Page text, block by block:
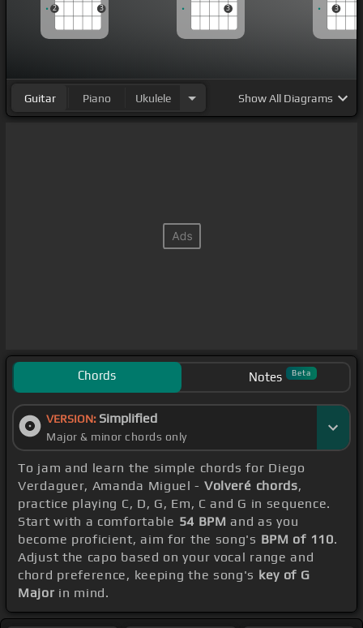
2
3
3
3
Guitar Piano Ukulele ShowAll Diagrams
Chords Notes Beta
VERSION: Simplified
Major & minor chords only
To jam and learn the simple chords for Diego
Verdaguer, Amanda Miguel - Volveré chords,
practice playing C, D, G, Em, C and G in sequence.
Start with a comfortable 54 BPM and as you
become proficient, aim for the song's BPM of 110.
Adjust the capo based on your vocal range and
chord preference, keeping the song's key of G
Major in mind.